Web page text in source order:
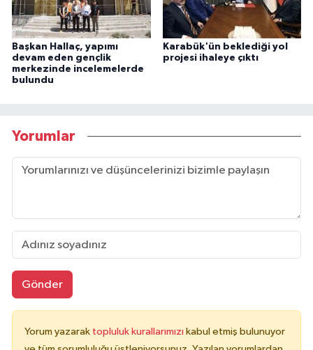
Başkan Hallaç, yapımı
devam eden gençlik
merkezinde incelemelerde
bulundu
Karabük'ün beklediği yol
projesi ihaleye çıktı
Yorumlar
Gönder
Yorum yazarak topluluk kurallarımızı kabul etmiş bulunuyor